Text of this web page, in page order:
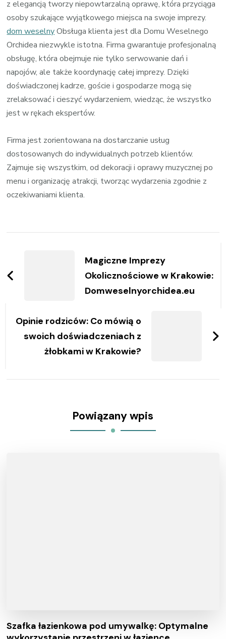
z elegancją tworzy niepowtarzalną oprawę, która przyciąga
osoby szukające wyjątkowego miejsca na swoje imprezy.
dom weselnyObsługa klienta jest dla Domu Weselnego
Orchidea niezwykle istotna. Firma gwarantuje profesjonalną
obsługę, która obejmuje nie tylko serwowanie dań i
napojów, ale także koordynację całej imprezy. Dzięki
doświadczonej kadrze, goście i gospodarze mogą się
zrelaksować i cieszyć wydarzeniem, wiedząc, że wszystko
jest w rękach ekspertów.
Firma jest zorientowana na dostarczanie usług
dostosowanych do indywidualnych potrzeb klientów.
Zajmuje się wszystkim, od dekoracji i oprawy muzycznej po
menu i organizację atrakcji, tworząc wydarzenia zgodnie z
oczekiwaniami klienta.
Magiczne Imprezy
Okolicznościowe w Krakowie:
Domweselnyorchidea.eu
Opinie rodziców: Co mówią o
swoich doświadczeniach z
żłobkami w Krakowie?
Powiązany wpis
Szafka łazienkowa pod umywalkę: Optymalne